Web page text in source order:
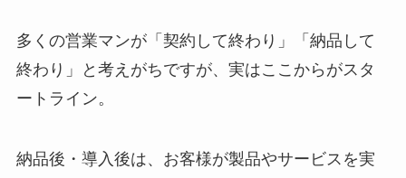
多くの営業マンが「契約して終わり」「納品して
終わり」と考えがちですが、実はここからがスタ
ートライン。
納品後・導入後は、お客様が製品やサービスを実